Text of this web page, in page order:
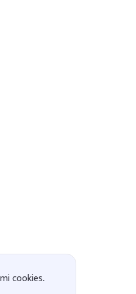
cookies.